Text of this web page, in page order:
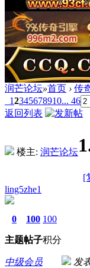
润芒论坛»首页 › 传
12345678910... 46
返回列表
楼主: 润芒论坛
[
ling5zhe1
0
主题
100
帖子
100
积分
中级会员 发